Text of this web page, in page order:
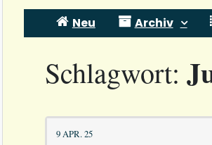
Skip
content
Neu Archiv
Schlagwort:
9 APR. 25